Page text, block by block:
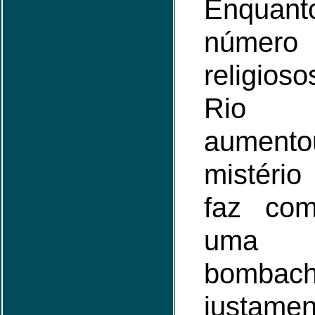
Rio
faz
uma